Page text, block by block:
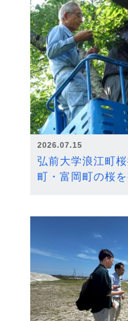
2026.07.15
弘前大学浪江町
町・富岡町の桜